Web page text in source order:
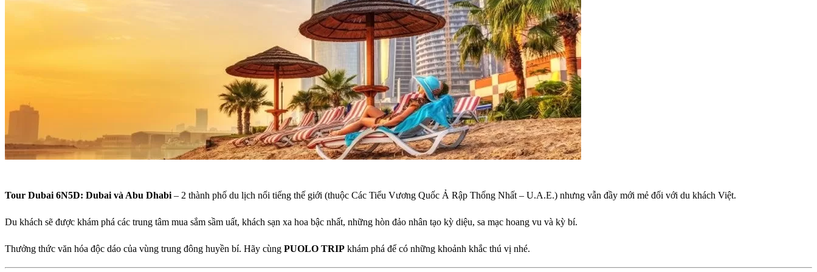
Tour Dubai 6N5D: Dubai và Abu Dhabi – 2 thành phố du lịch nổi tiếng thế giới (thuộc Các Tiểu Vương Quốc Ả Rập Thống Nhất – U.A.E.) nhưng vẫn đầy mới mẻ đối với du khách Việt.
Du khách sẽ được khám phá các trung tâm mua sắm sầm uất, khách sạn xa hoa bậc nhất, những hòn đảo nhân tạo kỳ diệu, sa mạc hoang vu và kỳ bí.
Thưởng thức văn hóa độc dáo của vùng trung đông huyền bí. Hãy cùng PUOLO TRIP khám phá để có những khoảnh khắc thú vị nhé.